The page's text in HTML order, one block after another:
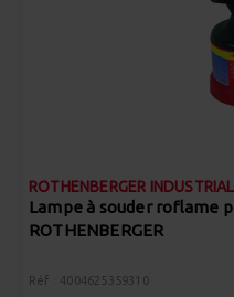
ROTHENBERGER INDUSTRIAL
Lampe à souder roflame
ROTHENBERGER
Réf : 4004625359310